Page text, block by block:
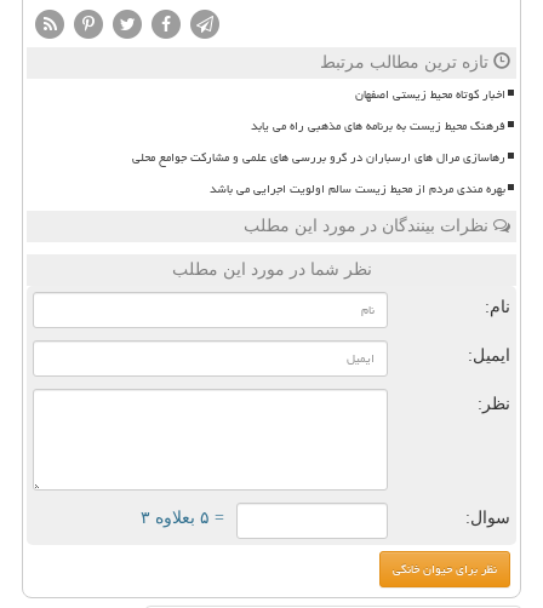
تازه ترین مطالب مرتبط
اخبار کوتاه محیط زیستی اصفهان
فرهنگ محیط زیست به برنامه های مذهبی راه می یابد
رهاسازی مرال های ارسباران در گرو بررسی های علمی و مشارکت جوامع محلی
بهره مندی مردم از محیط زیست سالم اولویت اجرایی می باشد
نظرات بینندگان در مورد این مطلب
نظر شما در مورد این مطلب
نام:
ایمیل:
نظر:
سوال: = ۵ بعلاوه ۳